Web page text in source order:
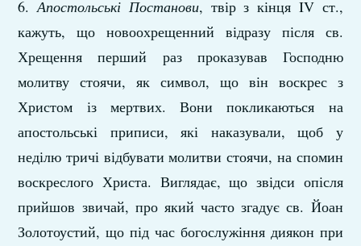
6.Апостольські Постанови, твір з кінця IV ст.,
кажуть, що новоохрещенний відразу після св.
Хрещення перший раз проказував Господню
молитву стоячи, як символ, що він воскрес з
Христом із мертвих. Вони покликаються на
апостольські приписи, які наказували, щоб у
неділю тричі відбувати молитви стоячи, на спомин
воскреслого Христа. Виглядає, що звідси опісля
прийшов звичай, про який часто згадує св. Йоан
Золотоустий, що під час богослужіння диякон при